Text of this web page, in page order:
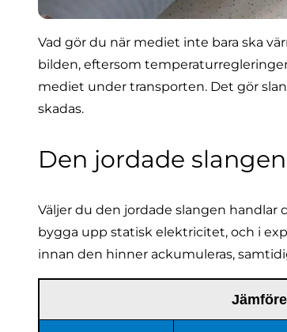
Vad gör du när mediet inte bara ska
bilden, eftersom
mediet under transporten. Det gör
skadas.
Den jordade slangen
Väljer du den jordade slangen handlar
bygga upp statisk elektricitet, och i
innan den hinner ackumuleras,